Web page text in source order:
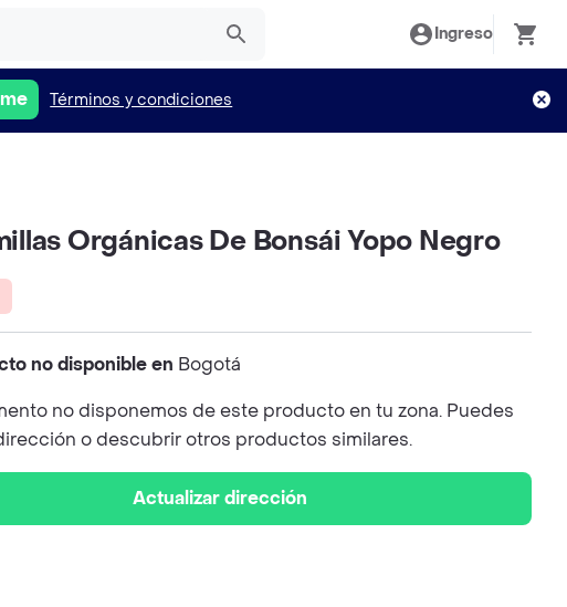
Ingreso
Términos y condiciones
Orgánicas De Bonsái Yopo Negro
no disponible en Bogotá
no disponemos de este producto en tu zona. Puedes
o descubrir otros productos similares.
Actualizar dirección